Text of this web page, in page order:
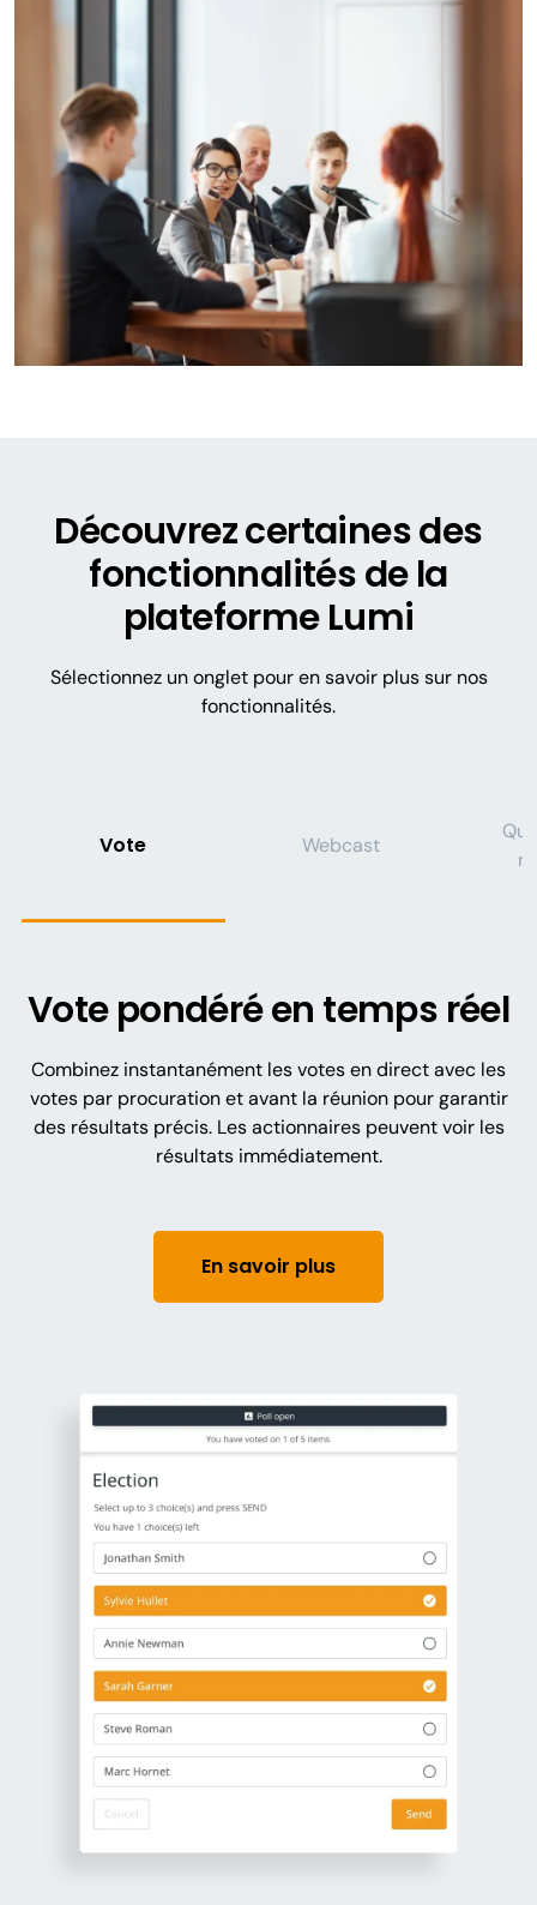
Découvrez certaines des
fonctionnalités de la
plateforme Lumi
Sélectionnez un onglet pour en savoir plus sur nos
fonctionnalités.
Vote Webcast
Vote pondéré en temps réel
Combinez instantanément les votes en direct avec les
votes par procuration et avant la réunion pour garantir
des résultats précis. Les actionnaires peuvent voir les
résultats immédiatement.
En savoir plus